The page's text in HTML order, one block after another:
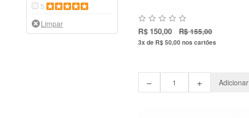
5
R$ 150,00 R$ 155,00
3x de R$ 50,00nos cartões
− + Adicionar